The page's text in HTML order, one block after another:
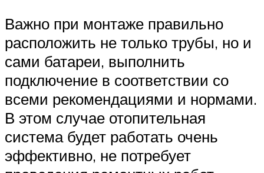
Важно при монтаже правильно
расположить не только трубы, но и
сами батареи, выполнить
подключение в соответствии со
всеми рекомендациями и нормами.
В этом случае отопительная
система будет работать очень
эффективно, не потребует